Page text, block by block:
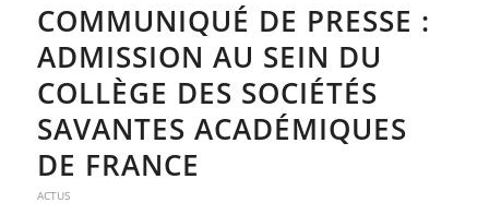
COMMUNIQUÉ DE PRESSE :
ADMISSION AU SEIN DU
COLLÈGE DES SOCIÉTÉS
SAVANTES ACADÉMIQUES
DE FRANCE
ACTUS